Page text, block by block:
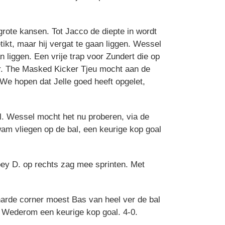
kansen. Tot Jacco de diepte in wordt
maar hij vergat te gaan liggen. Wessel
liggen. Een vrije trap voor Zundert die op
The Masked Kicker Tjeu mocht aan de
hopen dat Jelle goed heeft opgelet,
Wessel mocht het nu proberen, via de
vliegen op de bal, een keurige kop goal
D. op rechts zag mee sprinten. Met
corner moest Bas van heel ver de bal
een keurige kop goal. 4-0.